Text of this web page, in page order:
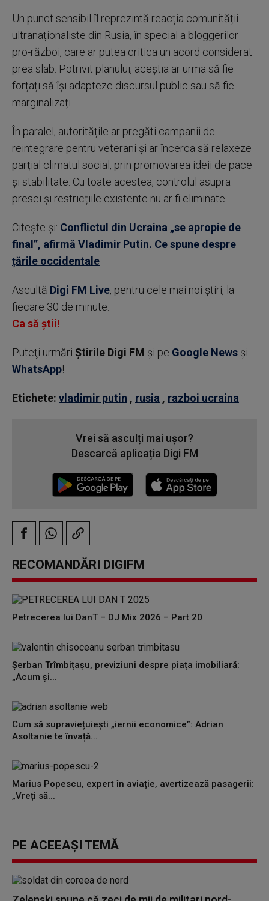
Un punct sensibil îl reprezintă reacția comunității
ultranaționaliste din Rusia, în special a bloggerilor
pro-război, care ar putea critica un acord considerat
prea slab. Potrivit planului, aceștia ar urma să fie
forțați să își adapteze discursul public sau să fie
marginalizați.
În paralel, autoritățile ar pregăti campanii de
reintegrare pentru veterani și ar încerca să relaxeze
parțial climatul social, prin promovarea ideii de pace
și stabilitate. Cu toate acestea, controlul asupra
presei și restricțiile existente nu ar fi eliminate.
Citește și: Conflictul din Ucraina „se apropie de
final”, afirmă Vladimir Putin. Ce spune despre
țările occidentale
Ascultă Digi FM Live, pentru cele mai noi știri, la
fiecare 30 de minute.
Ca să știi!
Puteţi urmări Știrile Digi FM şi pe Google News şi
WhatsApp!
Etichete: vladimir putin , rusia , razboi ucraina
Vrei să asculți mai ușor?
Descarcă aplicația Digi FM
RECOMANDĂRI DIGIFM
Petrecerea lui DanT – DJ Mix 2026 – Part 20
Șerban Trîmbițașu, previziuni despre piața imobiliară:
„Acum și...
Cum să supraviețuiești „iernii economice”: Adrian
Asoltanie te învață...
Marius Popescu, expert în aviație, avertizează pasagerii:
„Vreți să...
PE ACEEAȘI TEMĂ